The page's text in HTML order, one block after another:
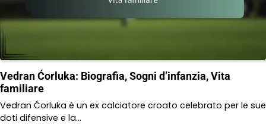
Vedran Ćorluka: Biografia, Sogni d’infanzia, Vita
familiare
Vedran Ćorluka è un ex calciatore croato celebrato per le sue
doti difensive e la…